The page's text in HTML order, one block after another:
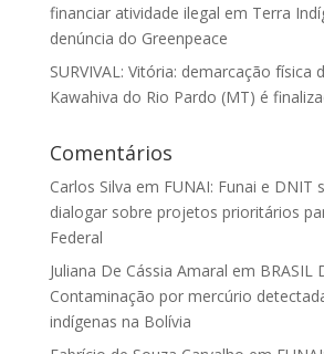
financiar atividade ilegal em Terra
denúncia do Greenpeace
SURVIVAL: Vitória: demarcação física
Kawahiva do Rio Pardo (MT) é
Comentários
Carlos Silva em FUNAI: Funai e DNIT
dialogar sobre projetos prioritários
Federal
Juliana De Cássia Amaral em BRASIL
Contaminação por mercúrio
indígenas na Bolívia